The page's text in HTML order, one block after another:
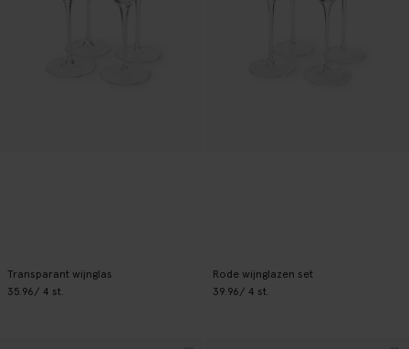
Transparant wijnglas
35.96/ 4 st.
Rode wijnglazen set
39.96/ 4 st.